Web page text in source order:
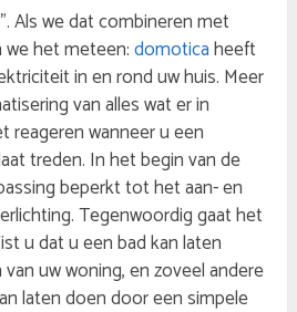
Als we dat combineren met
we het meteen:domoticaheeft
in en rond uw huis. Meer
van alles wat er in
reageren wanneer u een
treden. In het begin van de
beperkt tot het aan- en
Tegenwoordig gaat het
u dat u een bad kan laten
uw woning, en zoveel andere
laten doen door een simpele